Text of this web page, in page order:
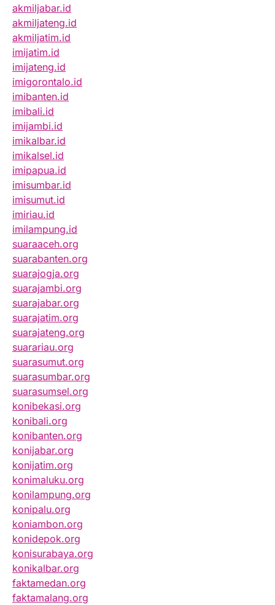
akmiljabar.id
akmiljateng.id
akmiljatim.id
imijatim.id
imijateng.id
imigorontalo.id
imibanten.id
imibali.id
imijambi.id
imikalbar.id
imikalsel.id
imipapua.id
imisumbar.id
imisumut.id
imiriau.id
imilampung.id
suaraaceh.org
suarabanten.org
suarajogja.org
suarajambi.org
suarajabar.org
suarajatim.org
suarajateng.org
suarariau.org
suarasumut.org
suarasumbar.org
suarasumsel.org
konibekasi.org
konibali.org
konibanten.org
konijabar.org
konijatim.org
konimaluku.org
konilampung.org
konipalu.org
koniambon.org
konidepok.org
konisurabaya.org
konikalbar.org
faktamedan.org
faktamalang.org